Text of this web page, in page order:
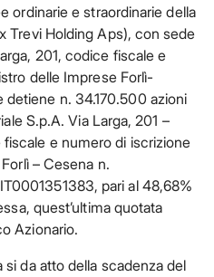
ordinarie e straordinarie della
Trevi Holding Aps), con sede
201, codice fiscale e
delle Imprese Forlì-
n. 34.170.500 azioni
S.p.A. Via Larga, 201 –
e numero di iscrizione
– Cesena n.
pari al 48,68%
quest’ultima quotata
Azionario.
da atto della scadenza del